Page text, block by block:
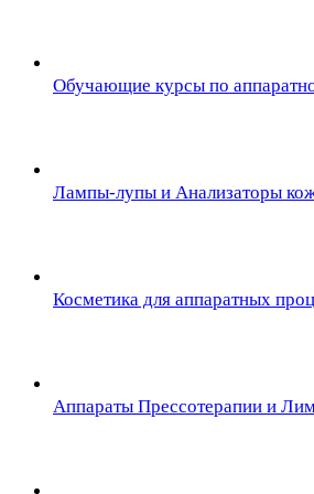
Обучающие курсы по
Лампы-лупы и Анализаторы
Косметика для аппаратных
Аппараты Прессотерапии и